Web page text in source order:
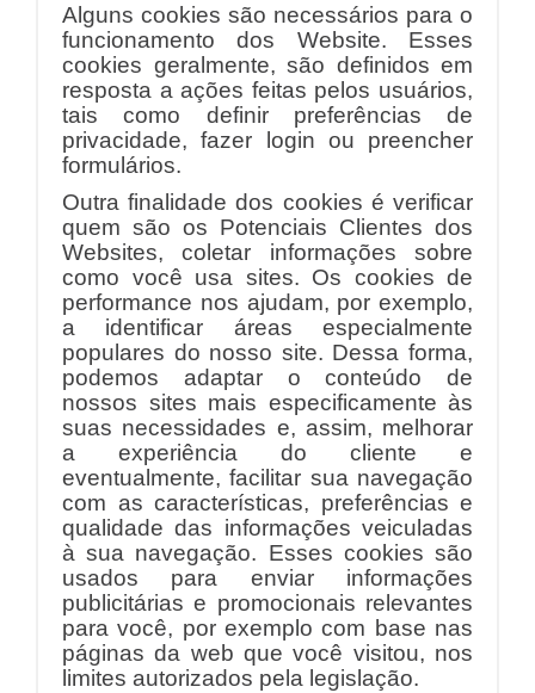
Alguns cookies são necessários para o
funcionamento dos Website. Esses
cookies geralmente, são definidos em
resposta a ações feitas pelos usuários,
tais como definir preferências de
privacidade, fazer login ou preencher
formulários.
Outra finalidade dos cookies é verificar
quem são os Potenciais Clientes dos
Websites, coletar informações sobre
como você usa sites. Os cookies de
performance nos ajudam, por exemplo,
a identificar áreas especialmente
populares do nosso site. Dessa forma,
podemos adaptar o conteúdo de
nossos sites mais especificamente às
suas necessidades e, assim, melhorar
a experiência do cliente e
eventualmente, facilitar sua navegação
com as características, preferências e
qualidade das informações veiculadas
à sua navegação. Esses cookies são
usados para enviar informações
publicitárias e promocionais relevantes
para você, por exemplo com base nas
páginas da web que você visitou, nos
limites autorizados pela legislação.